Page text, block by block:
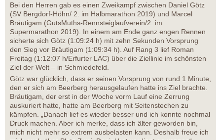
Bei den Herren gab es einen Zweikampf zwischen Daniel Götz
(SV Bergdorf-Höhn/ 2. im Halbmarathon 2019) und Marcel
Bräutigam (GutsMuths-Rennsteiglaufverein/2. im
Supermarathon 2019). In einem am Ende ganz engen Rennen
sicherte sich Götz (1:09:24 h) mit zehn Sekunden Vorsprung
den Sieg vor Bräutigam (1:09:34 h). Auf Rang 3 lief Roman
Freitag (1:12:07 h/Erfurter LAC) über die Ziellinie im schönsten
Ziel der Welt – in Schmiedefeld.
Götz war glücklich, dass er seinen Vorsprung von rund 1 Minute,
den er sich am Beerberg herausgelaufen hatte ins Ziel brachte.
Bräutigam, der erst in der Woche vorm Lauf eine Zerrung
auskuriert hatte, hatte am Beerberg mit Seitenstechen zu
kämpfen. „Danach lief es wieder besser und ich konnte nochmal
Druck machen. Aber ich merke, dass ich älter geworden bin,
mich nicht mehr so extrem ausbelasten kann. Deshalb freue ich